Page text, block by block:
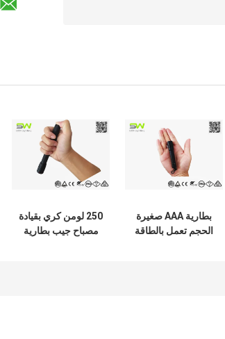
بطارية AAA صغيرة
الحجم تعمل بالطاقة
250 لومن كري بقيادة
مصباح جيب بطارية